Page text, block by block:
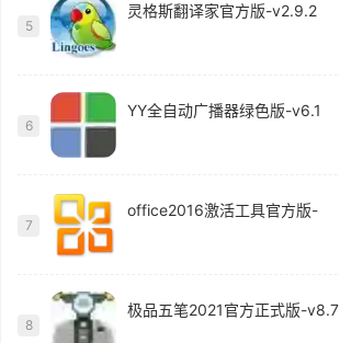
5
灵格斯翻译家官方版-v2.9.2
6
YY全自动广播器绿色版-v6.1
7
office2016激活工具官方版-
8
极品五笔2021官方正式版-v8.7